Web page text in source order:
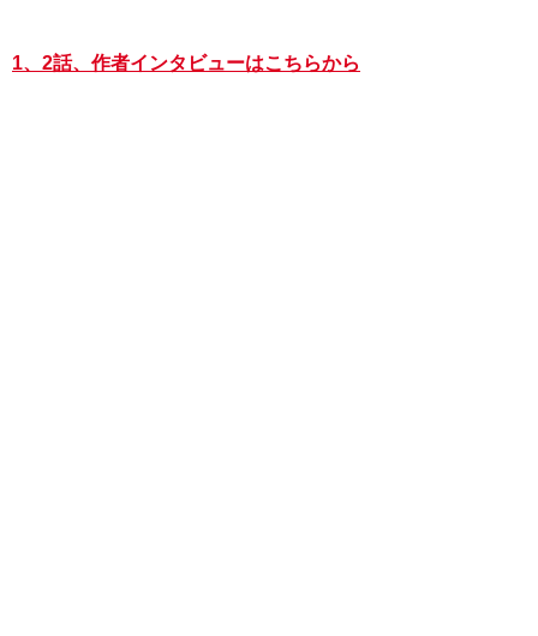
1、2話、作者インタビューはこちらから